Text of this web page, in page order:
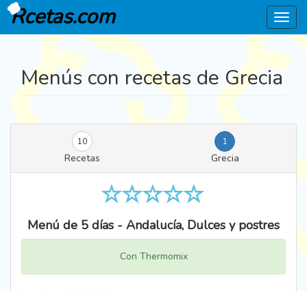
Menú
Rcetas.com
Menús con recetas de Grecia
10 1
Recetas Grecia
Menú de 5 días - Andalucía, Dulces y postres
Con Thermomix